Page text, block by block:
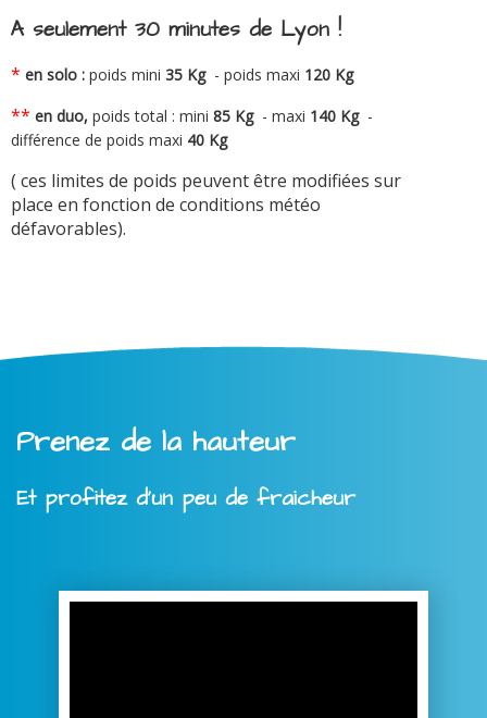
A seulement 30 minutes de Lyon !
* en solo : poids mini 35 Kg - poids maxi 120 Kg
** en duo, poids total : mini 85 Kg - maxi 140 Kg -
différence de poids maxi 40 Kg
( ces limites de poids peuvent être modifiées sur
place en fonction de conditions météo
défavorables).
Prenez de la hauteur
Et profitez d'un peu de fraicheur